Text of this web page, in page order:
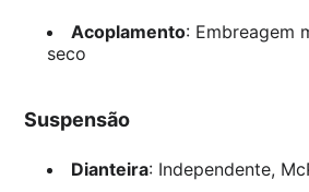
Acoplamento: Embreagem
seco
Suspensão
Dianteira: Independente,